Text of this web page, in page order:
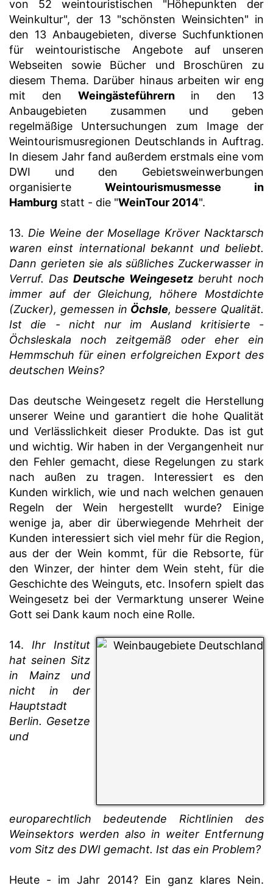
von 52 weintouristischen "Höhepunkten der
Weinkultur", der 13 "schönsten Weinsichten" in
den 13 Anbaugebieten, diverse Suchfunktionen
für weintouristische Angebote auf unseren
Webseiten sowie Bücher und Broschüren zu
diesem Thema. Darüber hinaus arbeiten wir eng
mit den Weingästeführern in den 13
Anbaugebieten zusammen und geben
regelmäßige Untersuchungen zum Image der
Weintourismusregionen Deutschlands in Auftrag.
In diesem Jahr fand außerdem erstmals eine vom
DWI und den Gebietsweinwerbungen
organisierte Weintourismusmesse in
Hamburg statt - die "WeinTour 2014".
13. Die Weine der Mosellage Kröver Nacktarsch
waren einst international bekannt und beliebt.
Dann gerieten sie als süßliches Zuckerwasser in
Verruf. Das Deutsche Weingesetz beruht noch
immer auf der Gleichung, höhere Mostdichte
(Zucker), gemessen in Öchsle, bessere Qualität.
Ist die - nicht nur im Ausland kritisierte -
Öchsleskala noch zeitgemäß oder eher ein
Hemmschuh für einen erfolgreichen Export des
deutschen Weins?
Das deutsche Weingesetz regelt die Herstellung
unserer Weine und garantiert die hohe Qualität
und Verlässlichkeit dieser Produkte. Das ist gut
und wichtig. Wir haben in der Vergangenheit nur
den Fehler gemacht, diese Regelungen zu stark
nach außen zu tragen. Interessiert es den
Kunden wirklich, wie und nach welchen genauen
Regeln der Wein hergestellt wurde? Einige
wenige ja, aber dir überwiegende Mehrheit der
Kunden interessiert sich viel mehr für die Region,
aus der der Wein kommt, für die Rebsorte, für
den Winzer, der hinter dem Wein steht, für die
Geschichte des Weinguts, etc. Insofern spielt das
Weingesetz bei der Vermarktung unserer Weine
Gott sei Dank kaum noch eine Rolle.
14. Ihr Institut
hat seinen Sitz
in Mainz und
nicht in der
Hauptstadt
Berlin. Gesetze
und
europarechtlich bedeutende Richtlinien des
Weinsektors werden also in weiter Entfernung
vom Sitz des DWI gemacht. Ist das ein Problem?
Heute - im Jahr 2014? Ein ganz klares Nein.